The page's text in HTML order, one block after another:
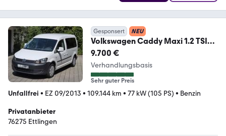
Gesponsert NEU
Volkswagen Caddy Maxi 1.2 TSI
Jako O
9.700 €
Verhandlungsbasis
Sehr guter Preis
Unfallfrei • EZ 09/2013 • 109.144 km • 77 kW (105 PS) • Benzin
Privatanbieter
76275 Ettlingen